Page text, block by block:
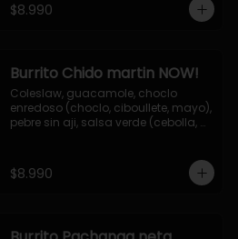
$8.990
Burrito Chido martin NOW!
Coleslaw, guacamole, choclo
enredoso (choclo, ciboullete, mayo),
pebre sin aji, salsa verde (cebolla,
$8.990